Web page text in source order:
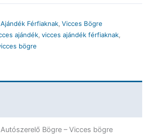
Férfiaknak, Vicces Bögre
ajándék, vicces ajándék férfiaknak,
bögre
Bögre – Vicces bögre